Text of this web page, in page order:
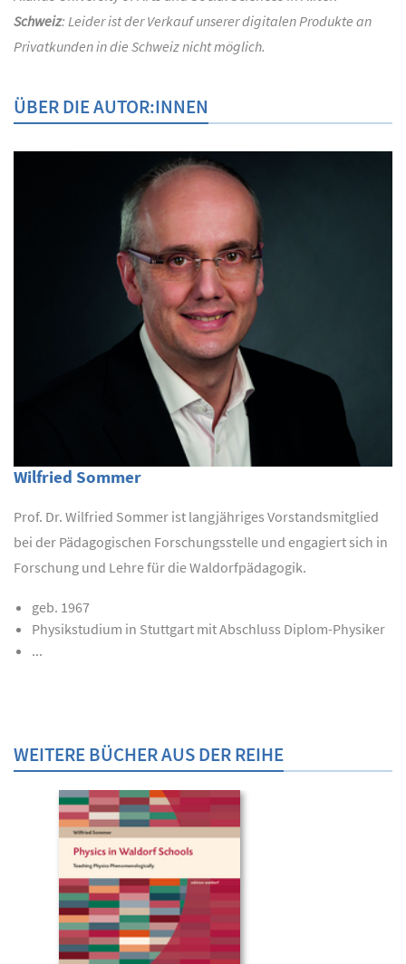
Schweiz: Leider ist der Verkauf unserer digitalen Produkte an
Privatkunden in die Schweiz nicht möglich.
ÜBER DIE AUTOR:INNEN
Wilfried Sommer
Prof. Dr. Wilfried Sommer ist langjähriges Vorstandsmitglied
bei der Pädagogischen Forschungsstelle und engagiert sich in
Forschung und Lehre für die Waldorfpädagogik.
geb. 1967
Physikstudium in Stuttgart mit Abschluss Diplom-Physiker
...
WEITERE BÜCHER AUS DER REIHE